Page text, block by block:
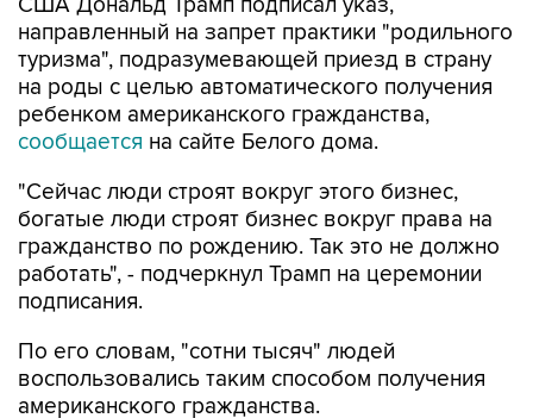
направленный на запрет практики "родильного
туризма", подразумевающей приезд в страну
на роды с целью автоматического получения
ребенком американского гражданства,
сообщается на сайте Белого дома.
"Сейчас люди строят вокруг этого бизнес,
богатые люди строят бизнес вокруг права на
гражданство по рождению. Так это не должно
работать", - подчеркнул Трамп на церемонии
подписания.
По его словам, "сотни тысяч" людей
воспользовались таким способом получения
американского гражданства.